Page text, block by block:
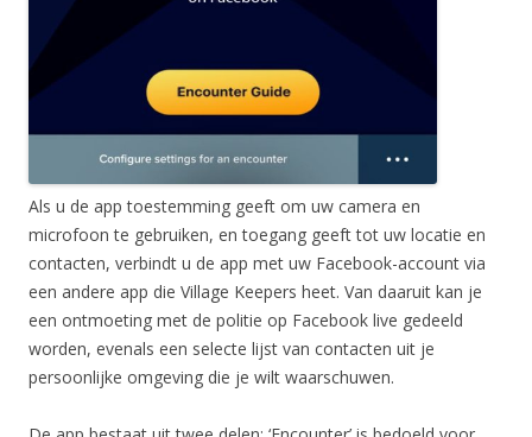
Als u de app toestemming geeft om uw camera en
microfoon te gebruiken, en toegang geeft tot uw locatie en
contacten, verbindt u de app met uw Facebook-account via
een andere app die Village Keepers heet. Van daaruit kan je
een ontmoeting met de politie op Facebook live gedeeld
worden, evenals een selecte lijst van contacten uit je
persoonlijke omgeving die je wilt waarschuwen.